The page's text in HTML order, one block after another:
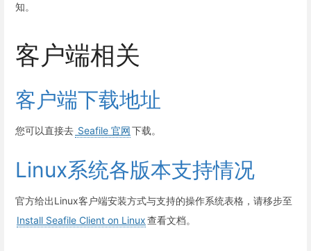
知。
客户端相关
客户端下载地址
您可以直接去 Seafile 官网下载。
Linux系统各版本支持情况
官方给出Linux客户端安装方式与支持的操作系统表格，请移步至
Install Seafile Client on Linux查看文档。